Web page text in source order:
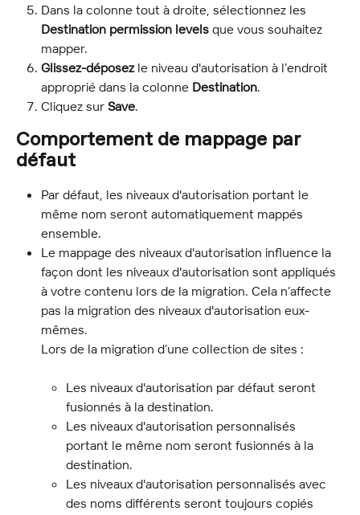
Dans la colonne tout à droite, sélectionnez les
Destination permission levels que vous souhaitez
mapper.
Glissez-déposez le niveau d'autorisation à l’endroit
approprié dans la colonne Destination.
Cliquez sur Save.
Comportement de mappage par
défaut
Par défaut, les niveaux d'autorisation portant le
même nom seront automatiquement mappés
ensemble.
Le mappage des niveaux d'autorisation influence la
façon dont les niveaux d'autorisation sont appliqués
à votre contenu lors de la migration. Cela n’affecte
pas la migration des niveaux d'autorisation eux-
mêmes.
Lors de la migration d’une collection de sites :
Les niveaux d'autorisation par défaut seront
fusionnés à la destination.
Les niveaux d'autorisation personnalisés
portant le même nom seront fusionnés à la
destination.
Les niveaux d'autorisation personnalisés avec
des noms différents seront toujours copiés